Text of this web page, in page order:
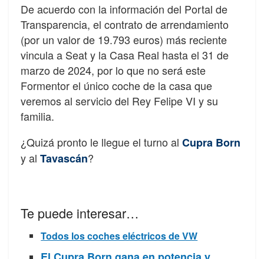
De acuerdo con la información del Portal de
Transparencia, el contrato de arrendamiento
(por un valor de 19.793 euros) más reciente
vincula a Seat y la Casa Real hasta el 31 de
marzo de 2024, por lo que no será este
Formentor el único coche de la casa que
veremos al servicio del Rey Felipe VI y su
familia.
¿Quizá pronto le llegue el turno al Cupra Born
y al Tavascán?
Te puede interesar…
Todos los coches eléctricos de VW